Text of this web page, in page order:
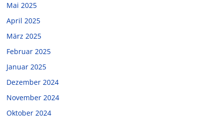
Mai 2025
April 2025
März 2025
Februar 2025
Januar 2025
Dezember 2024
November 2024
Oktober 2024